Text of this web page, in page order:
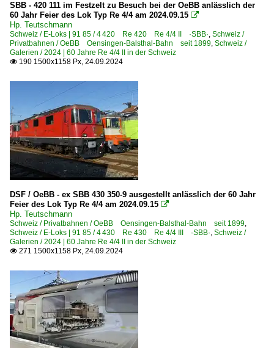
SBB - 420 111 im Festzelt zu Besuch bei der OeBB anlässlich der
60 Jahr Feier des Lok Typ Re 4/4 am 2024.09.15 
Hp. Teutschmann
Schweiz / E-Loks | 91 85 / 4 420 Re 420 Re 4/4 II ·SBB·, Schweiz /
Privatbahnen / OeBB Oensingen-Balsthal-Bahn seit 1899, Schweiz /
Galerien / 2024 | 60 Jahre Re 4/4 II in der Schweiz
 190 1500x1158 Px, 24.09.2024
DSF / OeBB - ex SBB 430 350-9 ausgestellt anlässlich der 60 Jahr
Feier des Lok Typ Re 4/4 am 2024.09.15 
Hp. Teutschmann
Schweiz / Privatbahnen / OeBB Oensingen-Balsthal-Bahn seit 1899,
Schweiz / E-Loks | 91 85 / 4 430 Re 430 Re 4/4 III ·SBB·, Schweiz /
Galerien / 2024 | 60 Jahre Re 4/4 II in der Schweiz
 271 1500x1158 Px, 24.09.2024